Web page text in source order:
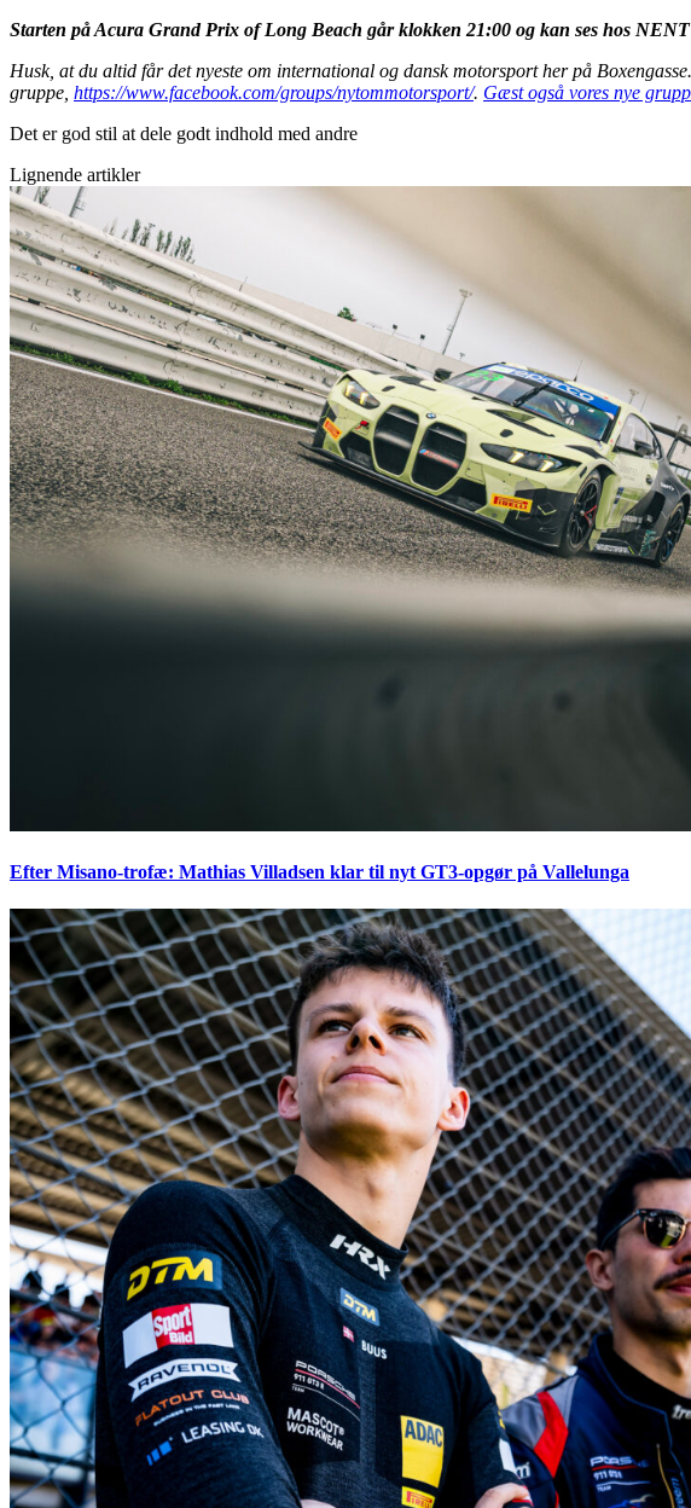
Starten på Acura Grand Prix of Long Beach går klokken 21:00 og kan ses hos
Husk, at du altid får det nyeste om international og dansk motorsport her på
gruppe, https://www.facebook.com/groups/nytommotorsport/. Gæst også vores nye
Det er god stil at dele godt indhold med andre
Lignende artikler
Efter Misano-trofæ: Mathias Villadsen klar til nyt GT3-opgør på Vallelunga